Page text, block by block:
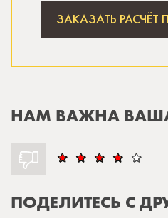
ЗАКАЗАТЬ
НАМ ВАЖНА
ПОДЕЛИТЕСЬ С